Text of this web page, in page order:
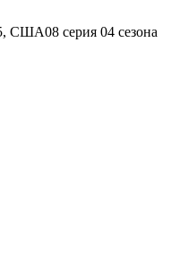
США08 серия 04 сезона